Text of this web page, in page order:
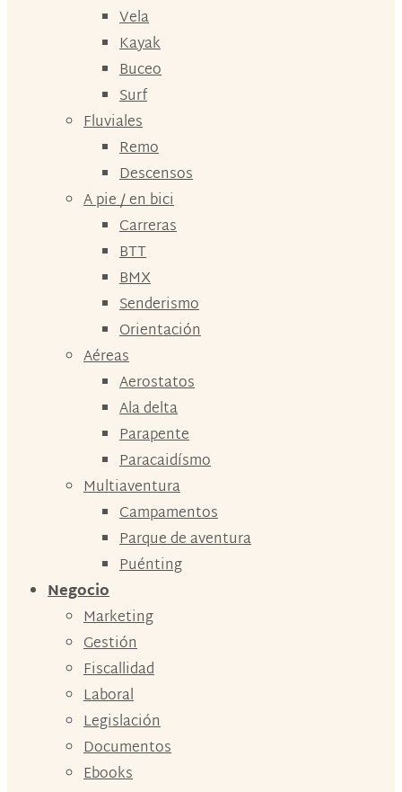
Vela
Kayak
Buceo
Surf
Fluviales
Remo
Descensos
A pie / en bici
Carreras
BTT
BMX
Senderismo
Orientación
Aéreas
Aerostatos
Ala delta
Parapente
Paracaidísmo
Multiaventura
Campamentos
Parque de aventura
Puénting
Negocio
Marketing
Gestión
Fiscallidad
Laboral
Legislación
Documentos
Ebooks